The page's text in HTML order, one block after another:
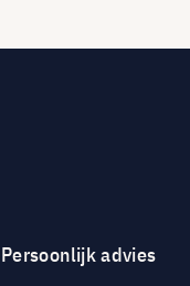
Persoonlijk advies